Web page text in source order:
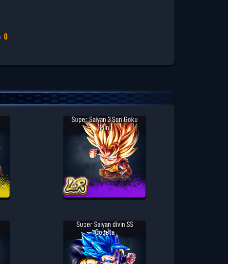
0
Super Saiyan 3 Son Goku
(Mini)
Super Saiyan divin SS
Gogeta